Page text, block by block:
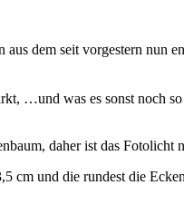
dem seit vorgestern nun
…und was es sonst noch
daher ist das
cm und die rundest die